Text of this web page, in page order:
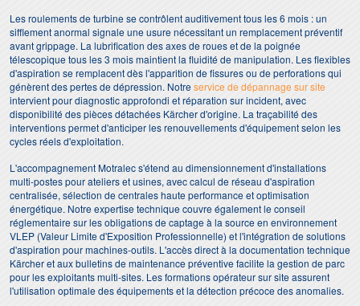
Les roulements de turbine se contrôlent auditivement tous les 6 mois : un
sifflement anormal signale une usure nécessitant un remplacement préventif
avant grippage. La lubrification des axes de roues et de la poignée
télescopique tous les 3 mois maintient la fluidité de manipulation. Les flexibles
d'aspiration se remplacent dès l'apparition de fissures ou de perforations qui
génèrent des pertes de dépression. Notreservice de dépannage sur site
intervient pour diagnostic approfondi et réparation sur incident, avec
disponibilité des pièces détachées Kärcher d'origine. La traçabilité des
interventions permet d'anticiper les renouvellements d'équipement selon les
cycles réels d'exploitation.
L'accompagnement Motralec s'étend au dimensionnement d'installations
multi-postes pour ateliers et usines, avec calcul de réseau d'aspiration
centralisée, sélection de centrales haute performance et optimisation
énergétique. Notre expertise technique couvre également le conseil
réglementaire sur les obligations de captage à la source en environnement
VLEP (Valeur Limite d'Exposition Professionnelle) et l'intégration de solutions
d'aspiration pour machines-outils. L'accès direct à la documentation technique
Kärcher et aux bulletins de maintenance préventive facilite la gestion de parc
pour les exploitants multi-sites. Les formations opérateur sur site assurent
l'utilisation optimale des équipements et la détection précoce des anomalies.